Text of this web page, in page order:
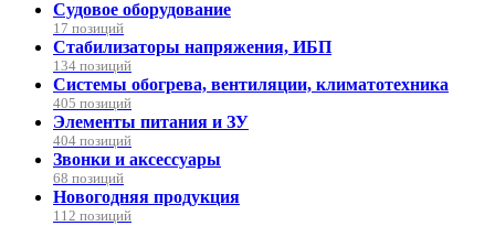
Судовое оборудование
17 позиций
Стабилизаторы напряжения, ИБП
134 позиций
Системы обогрева, вентиляции, климатотехника
405 позиций
Элементы питания и ЗУ
404 позиций
Звонки и аксессуары
68 позиций
Новогодняя продукция
112 позиций